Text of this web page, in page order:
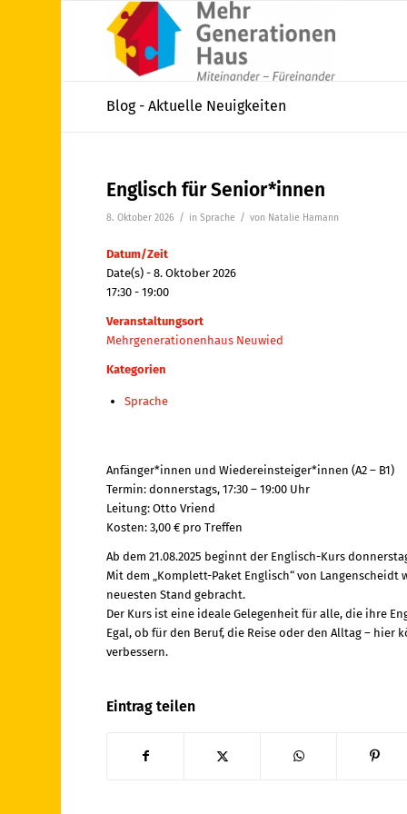
Blog - Aktuelle Neuigkeiten
Englisch für Senior*innen
8. Oktober 2026 / inSprache / von Natalie Hamann
Datum/Zeit
Date(s) - 8. Oktober 2026
17:30 - 19:00
Veranstaltungsort
Mehrgenerationenhaus Neuwied
Kategorien
Sprache
Anfänger*innen und Wiedereinsteiger*innen (A2 – B1)
Termin: donnerstags, 17:30 – 19:00 Uhr
Leitung: Otto Vriend
Kosten: 3,00 € pro Treffen
Ab dem 21.08.2025 beginnt der Englisch-Kurs
Mit dem „Komplett-Paket Englisch“ von
neuesten Stand gebracht.
Der Kurs ist eine ideale Gelegenheit für alle, die ihre
Egal, ob für den Beruf, die Reise oder den Alltag –
verbessern.
Eintrag teilen